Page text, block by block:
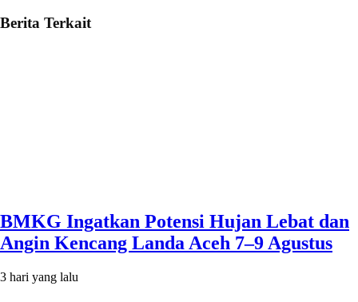
Berita Terkait
BMKG Ingatkan Potensi Hujan Lebat dan
Angin Kencang Landa Aceh 7–9 Agustus
3 hari yang lalu